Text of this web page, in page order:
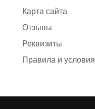
Карта сайта
Отзывы
Реквизиты
Правила и условия